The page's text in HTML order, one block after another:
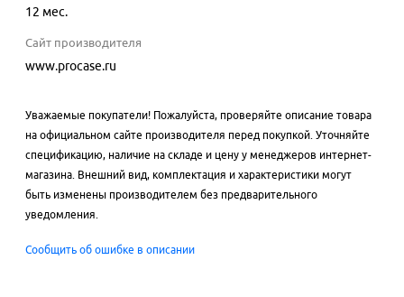
12 мес.
Сайт производителя
www.procase.ru
Уважаемые покупатели! Пожалуйста, проверяйте описание товара
на официальном сайте производителя перед покупкой. Уточняйте
спецификацию, наличие на складе и цену у менеджеров интернет-
магазина. Внешний вид, комплектация и характеристики могут
быть изменены производителем без предварительного
уведомления.
Сообщить об ошибке в описании